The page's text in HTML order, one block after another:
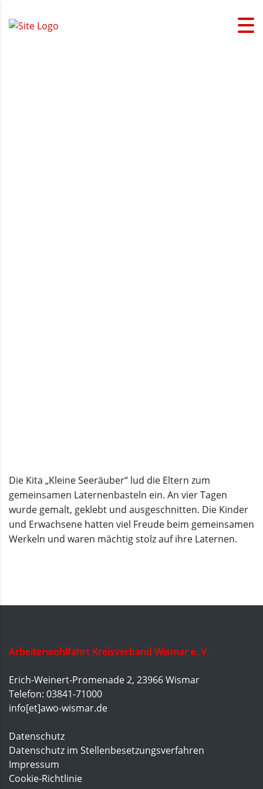
Die Kita „Kleine Seeräuber“ lud die Eltern zum
gemeinsamen Laternenbasteln ein. An vier Tagen
wurde gemalt, geklebt und ausgeschnitten. Die Kinder
und Erwachsene hatten viel Freude beim gemeinsamen
Werkeln und waren mächtig stolz auf ihre Laternen.
Arbeiterwohlfahrt Kreisverband Wismar e. V.
Erich-Weinert-Promenade 2, 23966 Wismar
Telefon: 03841-71000
info[et]awo-wismar.de
Datenschutz
Datenschutz im Stellenbesetzungsverfahren
Impressum
Cookie-Richtlinie